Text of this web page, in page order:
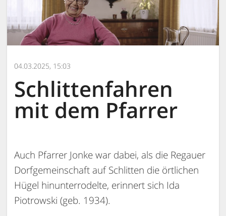
04.03.2025, 15:03
Schlittenfahren
mit dem Pfarrer
Auch Pfarrer Jonke war dabei, als die Regauer
Dorfgemeinschaft auf Schlitten die örtlichen
Hügel hinunterrodelte, erinnert sich Ida
Piotrowski (geb. 1934).